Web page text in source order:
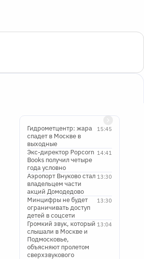
15:45
Гидрометцентр: жара
спадет в Москве в
выходные
14:41
Экс-директор Popcorn
Books получил четыре
года условно
13:30
Аэропорт Внуково стал
владельцем части
акций Домодедово
13:30
Минцифры не будет
ограничивать доступ
детей в соцсети
13:04
Громкий звук, который
слышали в Москве и
Подмосковье,
объясняют пролетом
сверхзвукового